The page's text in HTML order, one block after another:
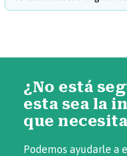
¿No está
esta sea la
que
Podemos ayudarle a